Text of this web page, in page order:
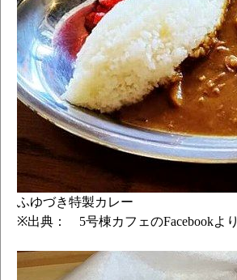
ふゆづき特製カレー
※出典： 5号棟カフェのFacebookより